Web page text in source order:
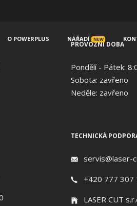
O POWERPLUS NÁŘADÍ NEW
PROVOZNÍ DOBA
Pondělí - Pátek:
Sobota: zavřeno
Neděle: zavřeno
TECHNICKÁ
servis@laser-
+420 777 307
LASER CUT